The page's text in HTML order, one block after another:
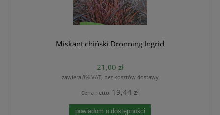
Miskant chiński Dronning Ingrid
21,00 zł
zawiera 8% VAT, bez kosztów dostawy
Cena netto: 19,44 zł
powiadom o dostępności